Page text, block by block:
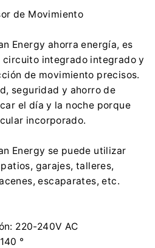
Sp. z o.o.
284 72 22
Sp. z o.o.
600 Tarnowskie Góry
de Movimiento
Energy ahorra energía, es
circuito integrado integrado y
de movimiento precisos.
seguridad y ahorro de
el día y la noche porque
incorporado.
Energy se puede utilizar
garajes, talleres,
escaparates, etc.
220-240V AC
°